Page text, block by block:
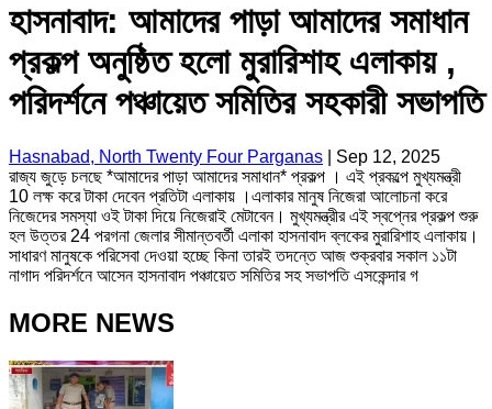
হাসনাবাদ: আমাদের পাড়া আমাদের সমাধান
প্রকল্প অনুষ্ঠিত হলো মুরারিশাহ এলাকায় ,
পরিদর্শনে পঞ্চায়েত সমিতির সহকারী সভাপতি
Hasnabad, North Twenty Four Parganas
Sep 12, 2025
রাজ্য জুড়ে চলছে *আমাদের পাড়া আমাদের সমাধান* প্রকল্প । এই প্রকল্পে মুখ্যমন্ত্রী
10 লক্ষ করে টাকা দেবেন প্রতিটা এলাকায় ।এলাকার মানুষ নিজেরা আলোচনা করে
নিজেদের সমস্যা ওই টাকা দিয়ে নিজেরাই মেটাবেন। মুখ্যমন্ত্রীর এই স্বপ্নের প্রকল্প শুরু
হল উত্তর 24 পরগনা জেলার সীমান্তবর্তী এলাকা হাসনাবাদ ব্লকের মুরারিশাহ এলাকায়।
সাধারণ মানুষকে পরিসেবা দেওয়া হচ্ছে কিনা তারই তদন্তে আজ শুক্রবার সকাল ১১টা
নাগাদ পরিদর্শনে আসেন হাসনাবাদ পঞ্চায়েত সমিতির সহ সভাপতি এসকেন্দার গ
MORE NEWS